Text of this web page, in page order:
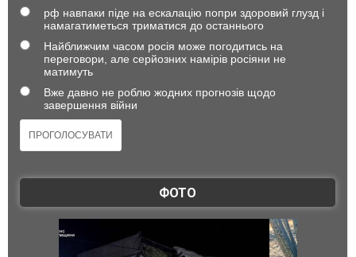
рф навпаки піде на ескалацію попри здоровий глузд і
намагатиметься триматися до останнього
Найближчим часом росія може погодитись на
переговори, але серйозних намірів росіяни не
матимуть
Вже давно не роблю жодних прогнозів щодо
завершення війни
ФОТО